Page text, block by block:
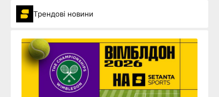
Трендові новини